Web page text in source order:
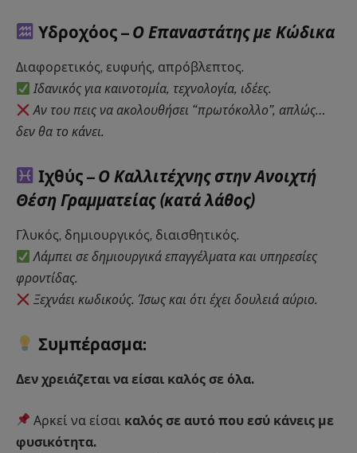
Υδροχόος – Ο Επαναστάτης με Κώδικα
Διαφορετικός, ευφυής, απρόβλεπτος.
Ιδανικός για καινοτομία, τεχνολογία, ιδέες.
Αν του πεις να ακολουθήσει “πρωτόκολλο”, απλώς…
δεν θα το κάνει.
Ιχθύς – Ο Καλλιτέχνης στην Ανοιχτή
Θέση Γραμματείας (κατά λάθος)
Γλυκός, δημιουργικός, διαισθητικός.
Λάμπει σε δημιουργικά επαγγέλματα και υπηρεσίες
φροντίδας.
Ξεχνάει κωδικούς. Ίσως και ότι έχει δουλειά αύριο.
Συμπέρασμα:
Δεν χρειάζεται να είσαι καλός σε όλα.
Αρκεί να είσαι καλός σε αυτό που εσύ κάνεις με
φυσικότητα.